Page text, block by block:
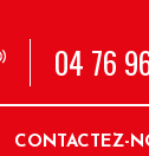
04 76
CONTACTEZ-